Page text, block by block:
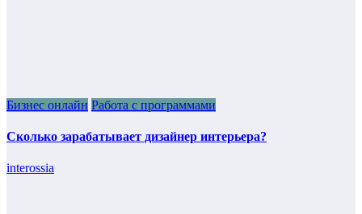
Бизнес онлайн Работа с программами
Сколько зарабатывает дизайнер интерьера?
interossia